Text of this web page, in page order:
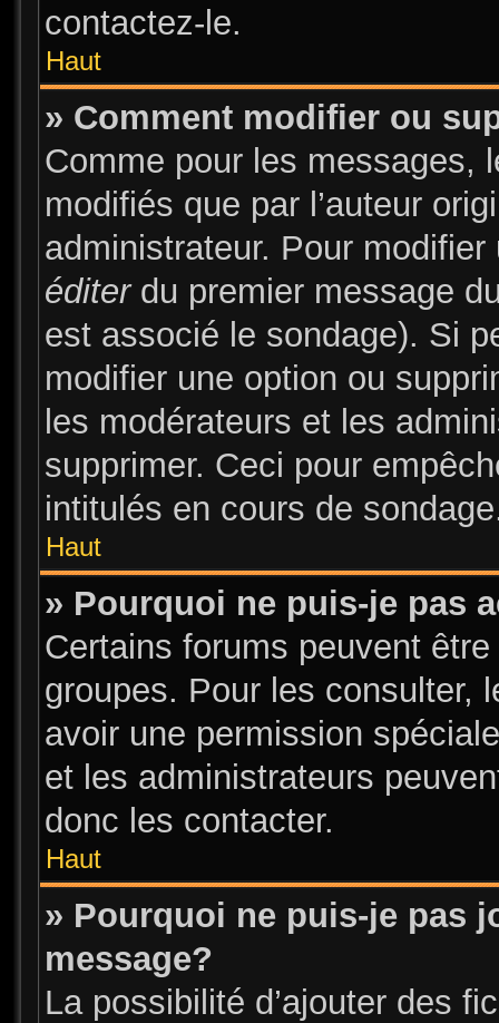
contactez-le.
Haut
» Comment modifier ou
Comme pour les messages,
modifiés que par l’auteur
administrateur. Pour
éditerdu premier message
est associé le sondage). Si
modifier une option ou
les modérateurs et les
supprimer. Ceci pour
intitulés en cours de
Haut
» Pourquoi ne puis-je pas
Certains forums peuvent
groupes. Pour les consulter,
avoir une permission
et les administrateurs
donc les contacter.
Haut
» Pourquoi ne puis-je pas
message?
La possibilité d’ajouter des